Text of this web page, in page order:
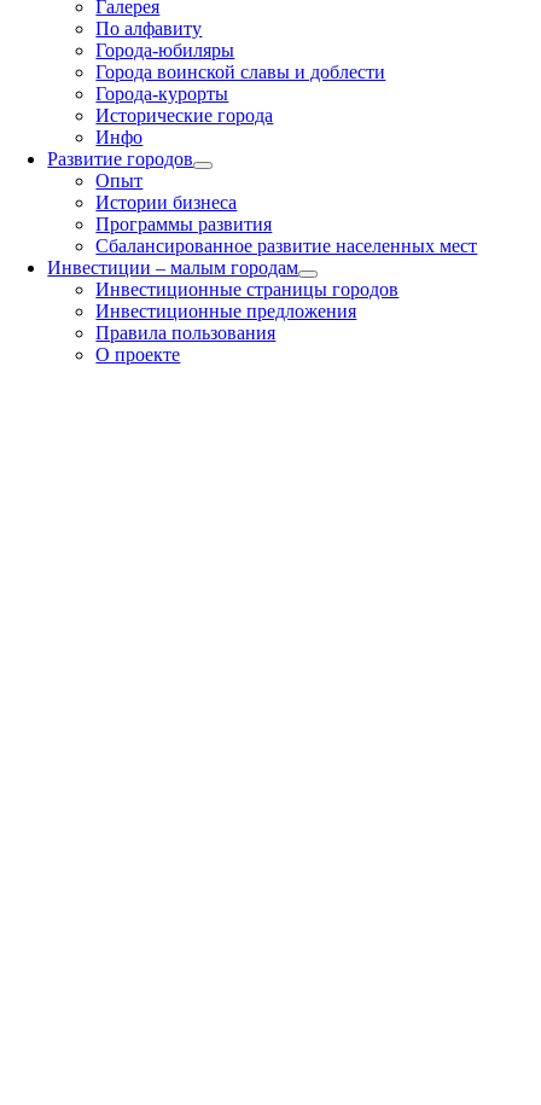
Галерея
По алфавиту
Города-юбиляры
Города воинской славы и доблести
Города-курорты
Исторические города
Инфо
Развитие городов
Опыт
Истории бизнеса
Программы развития
Сбалансированное развитие населенных мест
Инвестиции – малым городам
Инвестиционные страницы городов
Инвестиционные предложения
Правила пользования
О проекте